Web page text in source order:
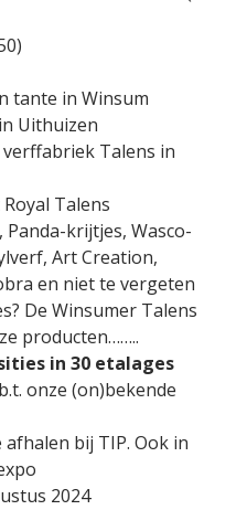
tante in Winsum
Uithuizen
Talens in
Talens
krijtjes, Wasco-
Art Creation,
en niet te vergeten
De Winsumer Talens
producten……..
in 30 etalages
onze (on)bekende
bij TIP. Ook in
2024